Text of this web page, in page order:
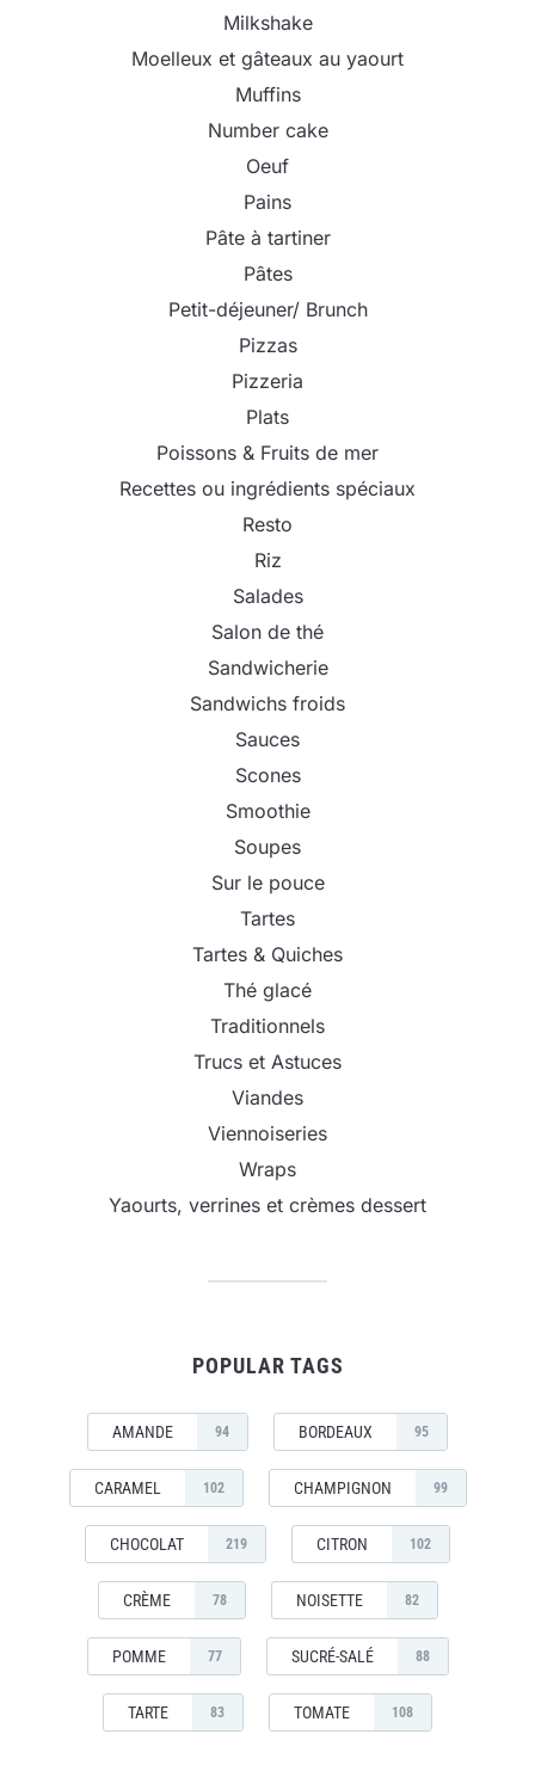
Milkshake
Moelleux et gâteaux au yaourt
Muffins
Number cake
Oeuf
Pains
Pâte à tartiner
Pâtes
Petit-déjeuner/ Brunch
Pizzas
Pizzeria
Plats
Poissons & Fruits de mer
Recettes ou ingrédients spéciaux
Resto
Riz
Salades
Salon de thé
Sandwicherie
Sandwichs froids
Sauces
Scones
Smoothie
Soupes
Sur le pouce
Tartes
Tartes & Quiches
Thé glacé
Traditionnels
Trucs et Astuces
Viandes
Viennoiseries
Wraps
Yaourts, verrines et crèmes dessert
POPULAR TAGS
AMANDE 94 BORDEAUX 95
CARAMEL 102 CHAMPIGNON 99
CHOCOLAT 219 CITRON 102
CRÈME 78 NOISETTE 82
POMME 77 SUCRÉ-SALÉ 88
TARTE 83 TOMATE 108